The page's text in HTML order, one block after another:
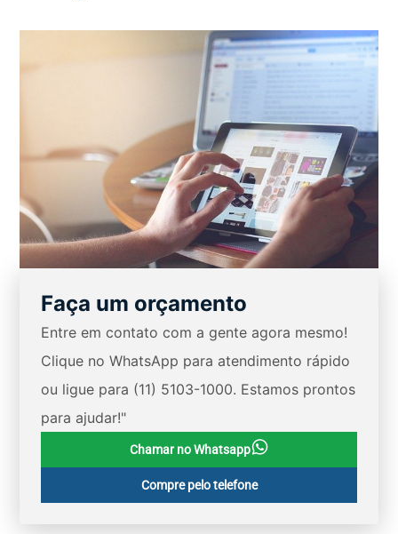
Faça um orçamento
Entre em contato com a gente agora mesmo!
Clique no WhatsApp para atendimento rápido
ou ligue para (11) 5103-1000. Estamos prontos
para ajudar!"
Chamar no Whatsapp
Compre pelo telefone